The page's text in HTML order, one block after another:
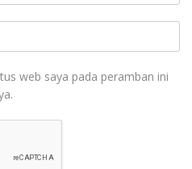
web saya pada peramban ini